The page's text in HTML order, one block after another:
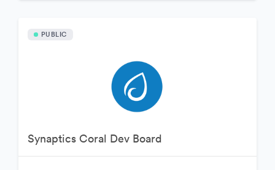
PUBLIC
Synaptics Coral Dev Board